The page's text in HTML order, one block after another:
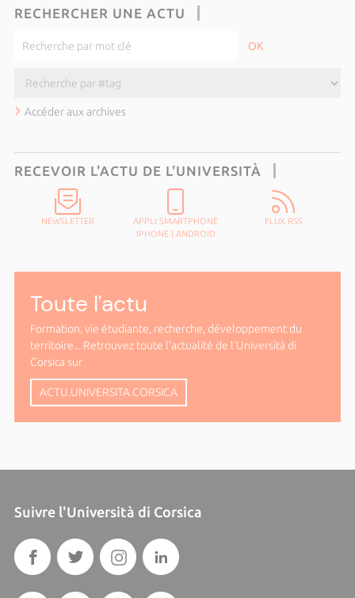
RECHERCHER UNE ACTU
Accéder aux archives
RECEVOIR L'ACTU DE L'UNIVERSITÀ
NEWSLETTER
APPLI SMARTPHONE
IPHONE| ANDROID
FLUX RSS
Toute l'actu
Formation, vie étudiante, recherche, développement du
territoire... Retrouvez toute l'actualité de l'Università di
Corsica sur
ACTU.UNIVERSITA.CORSICA
Suivre l'Università di Corsica